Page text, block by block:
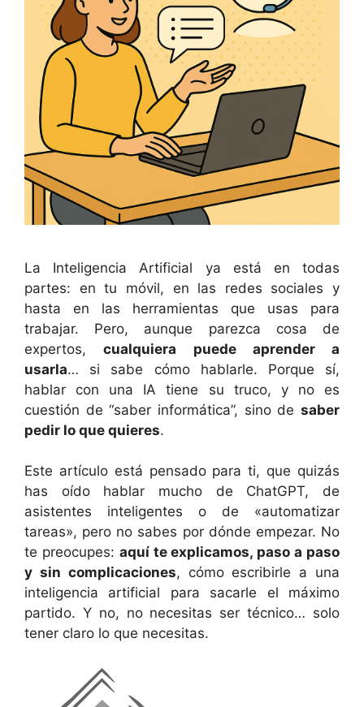
La Inteligencia Artificial ya está en todas
partes: en tu móvil, en las redes sociales y
hasta en las herramientas que usas para
trabajar. Pero, aunque parezca cosa de
expertos,cualquiera puede aprender a
usarla… si sabe cómo hablarle. Porque sí,
hablar con una IA tiene su truco, y no es
cuestión de “saber informática”, sino de saber
pedir lo que quieres.
Este artículo está pensado para ti, que quizás
has oído hablar mucho de ChatGPT, de
asistentes inteligentes o de «automatizar
tareas», pero no sabes por dónde empezar. No
te preocupes: aquí te explicamos, paso a paso
y sin complicaciones, cómo escribirle a una
inteligencia artificial para sacarle el máximo
partido. Y no, no necesitas ser técnico… solo
tener claro lo que necesitas.